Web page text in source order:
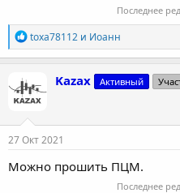
Последнее
Р
е
а
ц
и
:
toxa78112 и Иоанн
Kazax Активный
27 Окт 2021
Можно прошить ПЦМ.
Последнее